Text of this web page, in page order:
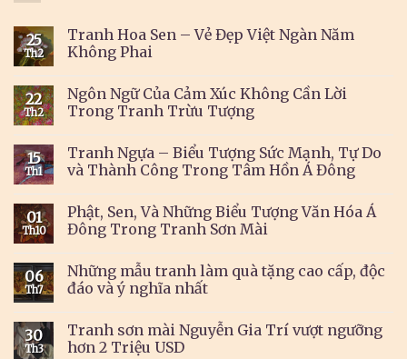
25
Th2
Tranh Hoa Sen – Vẻ Đẹp Việt Ngàn Năm
Không Phai
22
Th2
Ngôn Ngữ Của Cảm Xúc Không Cần Lời
Trong Tranh Trừu Tượng
15
Th1
Tranh Ngựa – Biểu Tượng Sức Mạnh, Tự Do
và Thành Công Trong Tâm Hồn Á Đông
01
Th10
Phật, Sen, Và Những Biểu Tượng Văn Hóa Á
Đông Trong Tranh Sơn Mài
06
Th7
Những mẫu tranh làm quà tặng cao cấp, độc
đáo và ý nghĩa nhất
30
Th3
Tranh sơn mài Nguyễn Gia Trí vượt ngưỡng
hơn 2 Triệu USD